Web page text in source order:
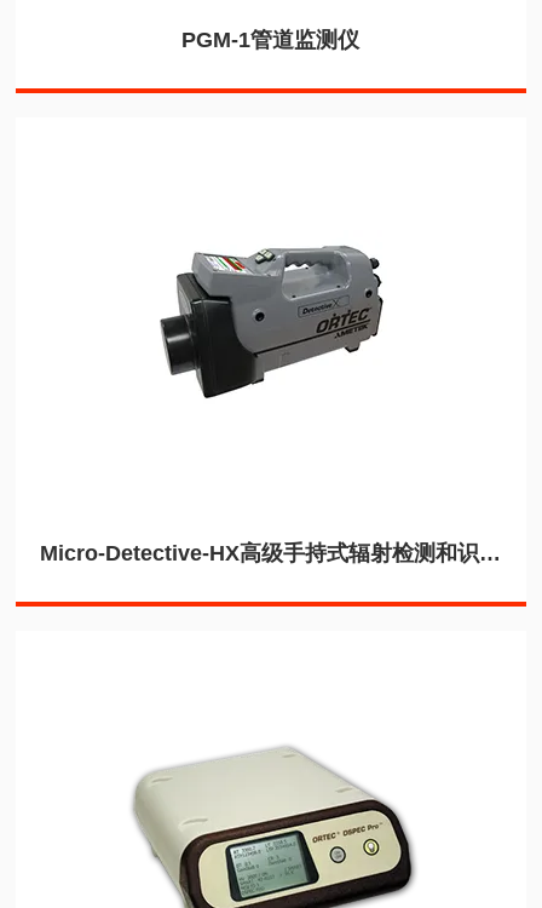
PGM-1管道监测仪
Micro-Detective-HX高级手持式辐射检测和识别RIID